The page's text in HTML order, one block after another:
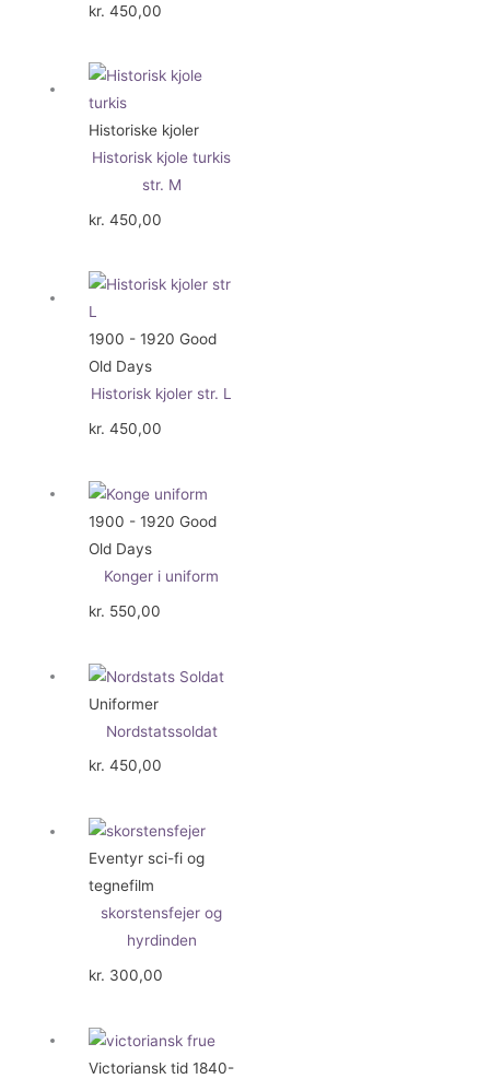
kr. 450,00
Historiske kjoler
Historisk kjole turkis
str. M
kr. 450,00
1900 - 1920 Good
Old Days
Historisk kjoler str. L
kr. 450,00
1900 - 1920 Good
Old Days
Konger i uniform
kr. 550,00
Uniformer
Nordstatssoldat
kr. 450,00
Eventyr sci-fi og
tegnefilm
skorstensfejer og
hyrdinden
kr. 300,00
Victoriansk tid 1840-